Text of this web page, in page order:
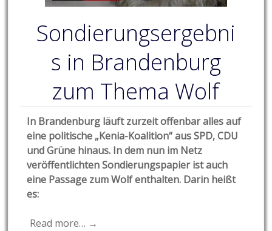
Sondierungsergebni
s in Brandenburg
zum Thema Wolf
In Brandenburg läuft zurzeit offenbar alles auf
eine politische „Kenia-Koalition“ aus SPD, CDU
und Grüne hinaus. In dem nun im Netz
veröffentlichten Sondierungspapier ist auch
eine Passage zum Wolf enthalten. Darin heißt
es:
Read more… →